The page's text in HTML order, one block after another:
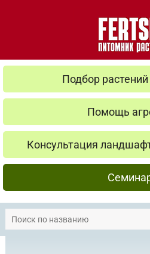
Подбор
Помощь
Консультация